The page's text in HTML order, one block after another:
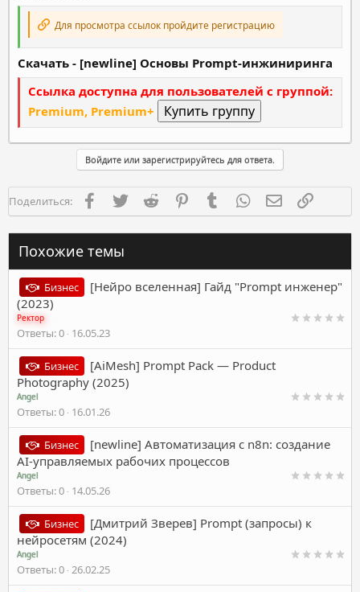
Для просмотра ссылок пройдите регистрацию
Скачать - [newline] Основы Prompt-инжиниринга
Ссылка доступна для пользователей с группой:
Premium, Premium+
Войдите или зарегистрируйтесь для ответа.
Поделиться: FacebookTwitter Reddit PinterestTumblr WhatsAppЭлектронная
Похожие темы
Бизнес
[Нейро вселенная] Гайд "Prompt инженер"
(2023)
Ректор
Ответы 0 16.05.23
Бизнес
[AiMesh] Prompt Pack — Product
Photography (2025)
Angel
Ответы 0 16.01.26
Бизнес
[newline] Автоматизация с n8n: создание
AI-управляемых рабочих процессов
Angel
Ответы 0 14.05.26
Бизнес
[Дмитрий Зверев] Prompt (запросы) к
нейросетям (2024)
Angel
Ответы 0 26.02.25